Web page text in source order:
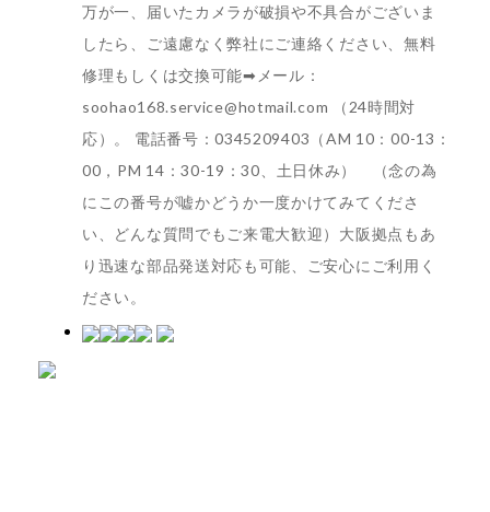
万が一、届いたカメラが破損や不具合がございま
したら、ご遠慮なく弊社にご連絡ください、無料
修理もしくは交換可能➡メール：
soohao168.service@hotmail.com （24時間対
応）。 電話番号：0345209403（AM 10：00-13：
00，PM 14：30-19：30、土日休み） （念の為
にこの番号が嘘かどうか一度かけてみてくださ
い、どんな質問でもご来電大歓迎）大阪拠点もあ
り迅速な部品発送対応も可能、ご安心にご利用く
ださい。